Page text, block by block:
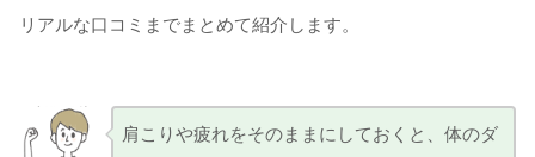
リアルな口コミまでまとめて紹介します。
肩こりや疲れをそのままにしておくと、体のダ